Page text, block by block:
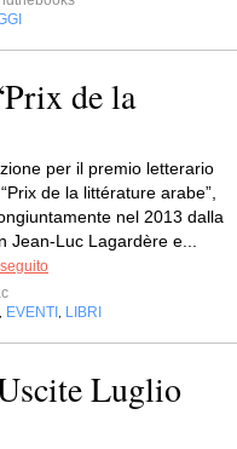
de la
per il premio letterario
de la littérature arabe”,
nel 2013 dalla
Jean-Luc Lagardère e...
EVENTI LIBRI
Luglio